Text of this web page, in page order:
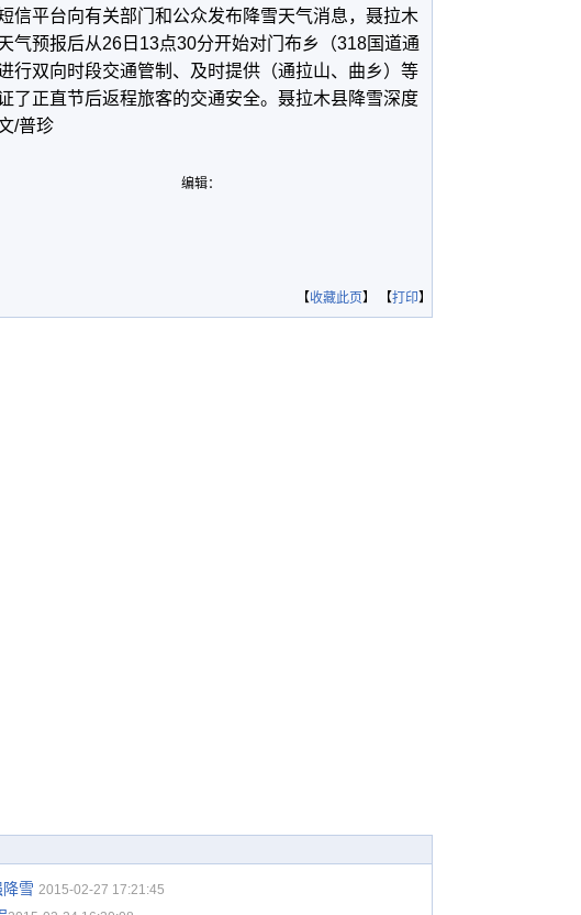
信平台向有关部门和公众发布降雪天气消息，聂拉木
气预报后从26日13点30分开始对门布乡（318国道通
行双向时段交通管制、及时提供（通拉山、曲乡）等
了正直节后返程旅客的交通安全。聂拉木县降雪深度
/普珍
编辑：
【收藏此页】 【打印】
雪 2015-02-27 17:21:45